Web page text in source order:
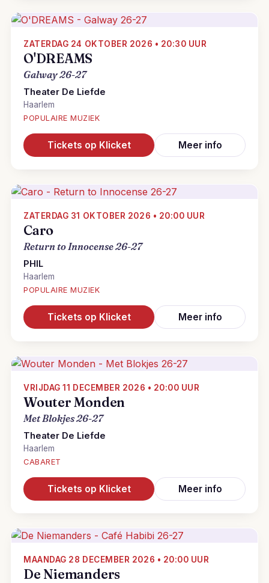
ZATERDAG 24 OKTOBER 2026 • 20:30 UUR
O'DREAMS
Galway 26-27
Theater De Liefde
Haarlem
POPULAIRE MUZIEK
Tickets op Klicket Meer info
ZATERDAG 31 OKTOBER 2026 • 20:00 UUR
Caro
Return to Innocense 26-27
PHIL
Haarlem
POPULAIRE MUZIEK
Tickets op Klicket Meer info
VRIJDAG 11 DECEMBER 2026 • 20:00 UUR
Wouter Monden
Met Blokjes 26-27
Theater De Liefde
Haarlem
CABARET
Tickets op Klicket Meer info
MAANDAG 28 DECEMBER 2026 • 20:00 UUR
De Niemanders